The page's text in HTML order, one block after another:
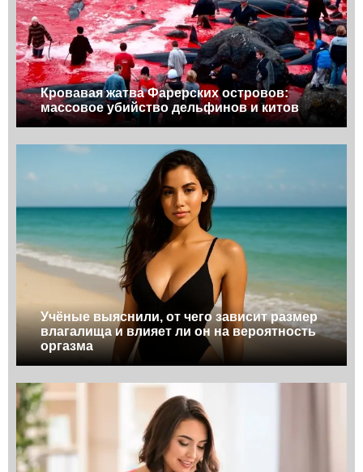
Кровавая жатва Фарерских островов:
массовое убийство дельфинов и китов
Учёные выяснили, от чего зависит размер
влагалища и влияет ли он на вероятность
оргазма